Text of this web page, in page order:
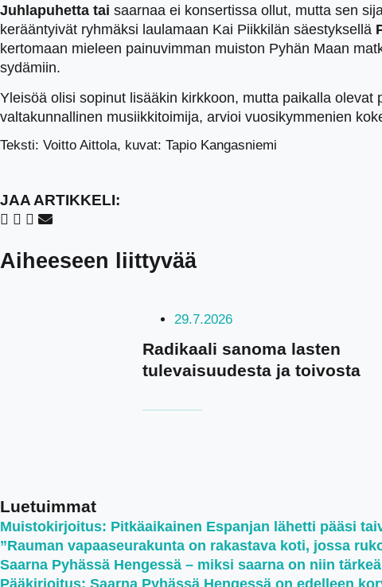
Juhlapuhetta tai saarnaa ei konsertissa ollut, mutta sen
kerääntyivät ryhmäksi laulamaan Kai Piikkilän säestyksellä
kertomaan mieleen painuvimman muiston Pyhän Maan
sydämiin.
Yleisöä olisi sopinut lisääkin kirkkoon, mutta paikalla
valtakunnallinen musiikkitoimija, arvioi vuosikymmenien
Teksti: Voitto Aittola, kuvat: Tapio Kangasniemi
JAA ARTIKKELI:
Aiheeseen liittyvää
29.7.2026
Radikaali sanoma lasten
tulevaisuudesta ja toivosta
Luetuimmat
Muistokirjoitus: Pitkäaikainen Espanjan lähetti pääsi
”Rauman vapaaseurakunta on rakastava koti, jossa
Saarna Pyhässä Hengessä – miksi saarna on niin
Pääkirjoitus: Saarna Pyhässä Hengessä on edelleen